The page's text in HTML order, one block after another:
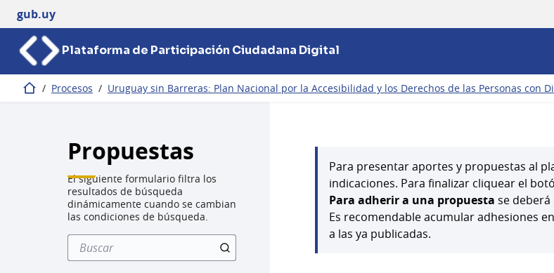
gub.uy
Plataforma de Participación Ciudadana Digital
Inicio / Procesos / Uruguay sin Barreras: Plan Nacional por la Accesibilidad y los Derechos de las Personas con
Propuestas
El siguiente formulario filtra los
resultados de búsqueda
dinámicamente cuando se cambian
las condiciones de búsqueda.
Para presentar aportes y propuestas al
indicaciones. Para finalizar cliquear el
Para adherir a una propuesta se
Es recomendable acumular adhesiones
a las ya publicadas.